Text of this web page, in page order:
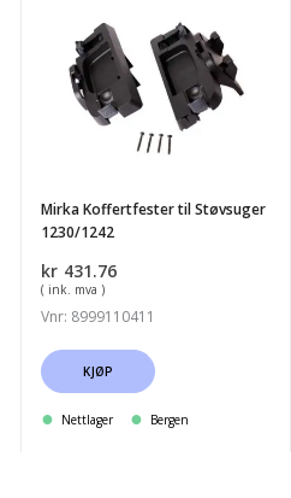
Koffertfester
Støvsuger
1230/1242
Mirka Koffertfester til Støvsuger
1230/1242
kr 431.76
( ink. mva )
Vnr: 8999110411
KJØP
Nettlager Bergen